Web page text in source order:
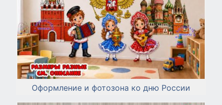
Оформление и фотозона ко дню России